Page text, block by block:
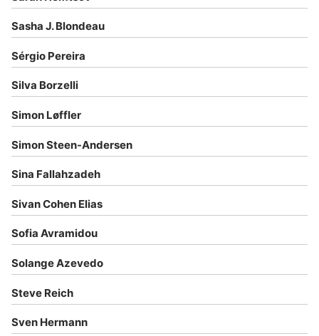
Sasha J. Blondeau
Sérgio Pereira
Silva Borzelli
Simon Løffler
Simon Steen-Andersen
Sina Fallahzadeh
Sivan Cohen Elias
Sofia Avramidou
Solange Azevedo
Steve Reich
Sven Hermann